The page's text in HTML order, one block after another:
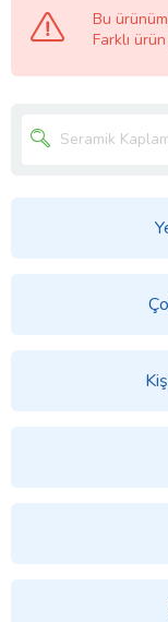
Bu
Farklı